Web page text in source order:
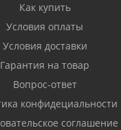
Как купить
Условия оплаты
Условия доставки
Гарантия на товар
Вопрос-ответ
конфидециальности
соглашение